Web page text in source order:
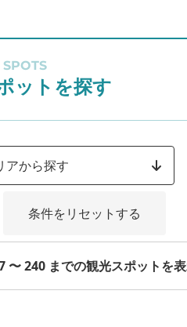
SPOTS
ットを探す
アから探す
条件をリセットする
〜 240 までの観光スポットを